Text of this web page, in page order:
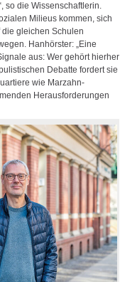
so die Wissenschaftlerin.
Milieus kommen, sich
gleichen Schulen
Hanhörster: „Eine
aus: Wer gehört hierher
Debatte fordert sie
wie Marzahn-
Herausforderungen